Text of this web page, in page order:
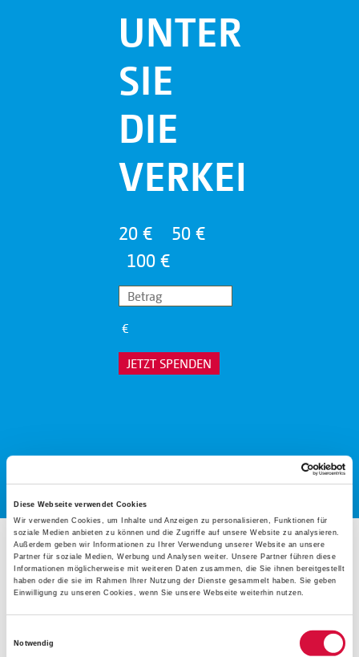
Diese Webseite verwendet Cookies
Wir verwenden Cookies, um Inhalte und Anzeigen zu personalisieren, Funktionen für
soziale Medien anbieten zu können und die Zugriffe auf unsere Website zu analysieren.
Außerdem geben wir Informationen zu Ihrer Verwendung unserer Website an unsere
Partner für soziale Medien, Werbung und Analysen weiter. Unsere Partner führen diese
Informationen möglicherweise mit weiteren Daten zusammen, die Sie ihnen bereitgestellt
haben oder die sie im Rahmen Ihrer Nutzung der Dienste gesammelt haben. Sie geben
Einwilligung zu unseren Cookies, wenn Sie unsere Webseite weiterhin nutzen.
Notwendig
SIE
DIE
20 €
50 €
100 €
€
JETZT SPENDEN
Ganz aktuell konnte ein E-Auto für kürzere Fahrten und
alltägliche Besorgungen bewilligt und ausgeliefert werden.
Mit dem neuen E-Auto können Bewohner zu Terminen
bei Ärzten oder Behörden nach Nauen, Berlin, Potsdam
oder Brandenburg gefahren werden und die